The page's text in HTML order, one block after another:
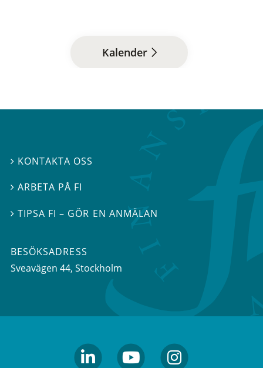
Kalender
 KONTAKTA OSS
ARBETA PÅ FI
TIPSA FI – GÖR EN ANMÄLAN
BESÖKSADRESS
Sveavägen 44, Stockholm